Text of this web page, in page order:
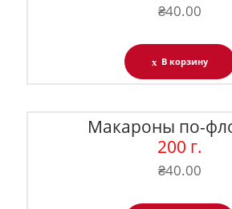
₴40.00
В корзину
Макароны по-
200 г.
₴40.00